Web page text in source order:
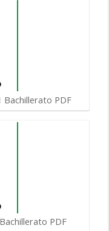
Bachillerato PDF
PDF